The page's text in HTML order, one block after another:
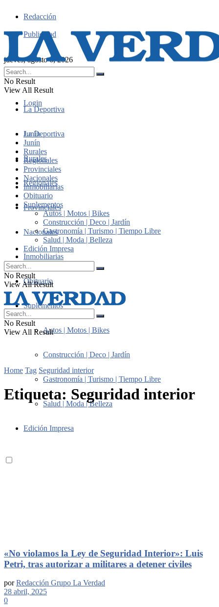
Redacción
Publicidad
jueves, agosto 6, 2026
Login
No Result
View All Result
La Deportiva
Junín
Rurales
Regionales
Provinciales
Nacionales
Inmobiliarias
Obituario
Suplementos
Autos | Motos | Bikes
Construcción | Deco | Jardín
Gastronomía | Turismo | Tiempo Libre
Salud | Moda | Belleza
Edición Impresa
La Deportiva
Junín
Rurales
Regionales
Provinciales
Nacionales
Inmobiliarias
Obituario
Suplementos
Autos | Motos | Bikes
Construcción | Deco | Jardín
Gastronomía | Turismo | Tiempo Libre
Salud | Moda | Belleza
Edición Impresa
No Result
View All Result
No Result
View All Result
Home Tag Seguridad interior
Etiqueta: Seguridad interior
«No violamos la Ley de Seguridad Interior»: Luis
Petri, tras autorizar a militares a detener civiles
por Redacción Grupo La Verdad
28 abril, 2025
0